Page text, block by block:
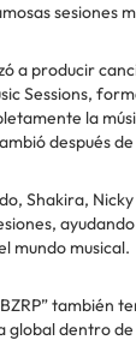
sesiones
a producir
Sessions,
la
después de
Shakira, Nicky
mundo musical.
también
global dentro